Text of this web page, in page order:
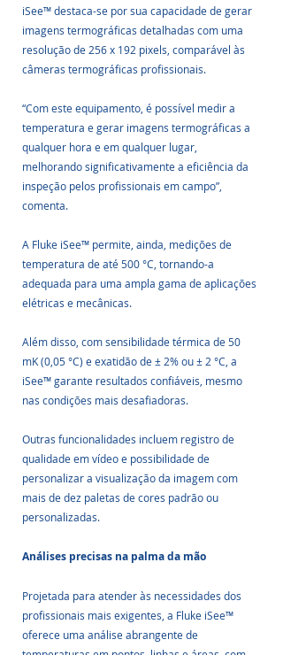
iSee™ destaca-se por sua capacidade de gerar
imagens termográficas detalhadas com uma
resolução de 256 x 192 pixels, comparável às
câmeras termográficas profissionais.
“Com este equipamento, é possível medir a
temperatura e gerar imagens termográficas a
qualquer hora e em qualquer lugar,
melhorando significativamente a eficiência da
inspeção pelos profissionais em campo”,
comenta.
A Fluke iSee™ permite, ainda, medições de
temperatura de até 500 °C, tornando-a
adequada para uma ampla gama de aplicações
elétricas e mecânicas.
Além disso, com sensibilidade térmica de 50
mK (0,05 °C) e exatidão de ± 2% ou ± 2 °C, a
iSee™ garante resultados confiáveis, mesmo
nas condições mais desafiadoras.
Outras funcionalidades incluem registro de
qualidade em vídeo e possibilidade de
personalizar a visualização da imagem com
mais de dez paletas de cores padrão ou
personalizadas.
Análises precisas na palma da mão
Projetada para atender às necessidades dos
profissionais mais exigentes, a Fluke iSee™
oferece uma análise abrangente de